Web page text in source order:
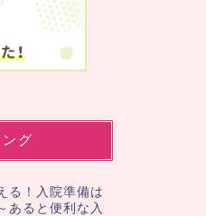
グ
る！入院準備は
あると便利な入